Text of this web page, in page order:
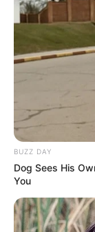
BUZZ DAY
Dog Sees His
You